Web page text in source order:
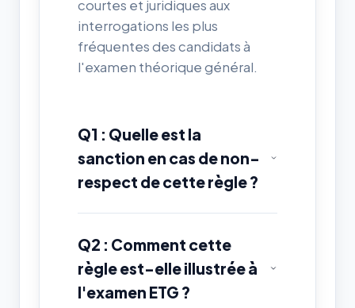
courtes et juridiques aux
interrogations les plus
fréquentes des candidats à
l'examen théorique général.
Q1 : Quelle est la
sanction en cas de non-
respect de cette règle ?
Q2 : Comment cette
règle est-elle illustrée à
l'examen ETG ?